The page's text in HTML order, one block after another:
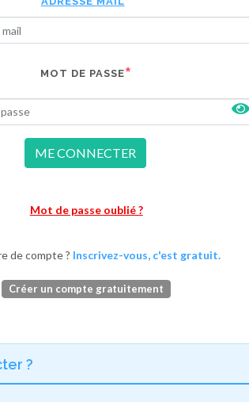
MOT DE PASSE
ME CONNECTER
Mot de passe oublié ?
de compte ? Inscrivez-vous, c'est gratuit.
Créer un compte gratuitement
?